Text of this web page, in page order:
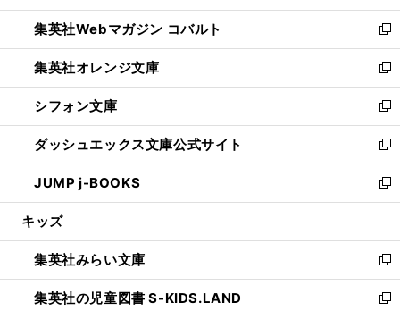
開
く
ウ
で
開
く
ン
ド
ウ
で
開
く
ウ
ィ
ン
ド
ウ
で
開
く
集英社Webマガジン コバルト
新
し
い
ウ
ィ
ン
ド
ウ
で
開
集英社オレンジ文庫
新
し
い
ウ
ィ
ン
ド
ウ
開
く
シフォン文庫
新
し
い
ウ
ィ
ン
ウ
で
開
く
ダッシュエックス文庫公式サイト
新
し
い
ウ
ン
ド
ウ
で
JUMP j-BOOKS
新
し
ウ
ィ
ン
ド
キッズ
集英社みらい文庫
新
し
い
集英社の児童図書 S-KIDS.LAND
新